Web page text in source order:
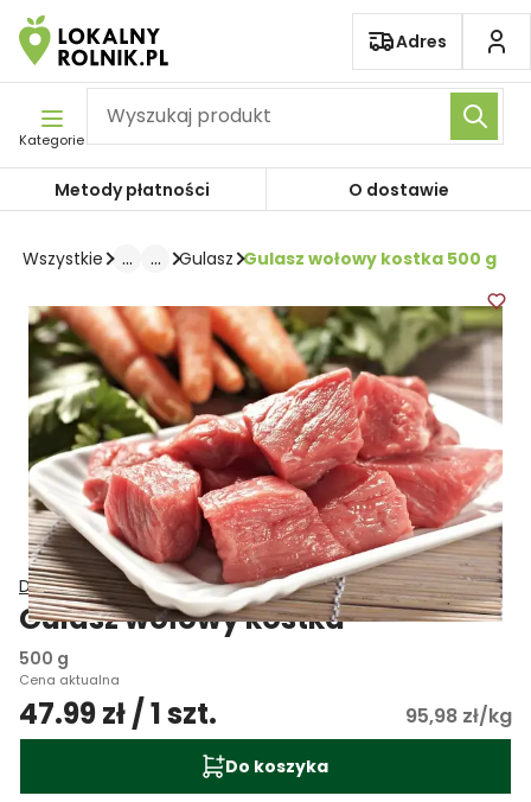
Pomiń nawigację
Adres
Kategorie
Metody płatności O dostawie
Wszystkie ... ... Gulasz Gulasz wołowy kostka 500 g
Delikatesy Smakosza
Gulasz wołowy kostka
500 g
Cena aktualna
47.99 zł / 1 szt. 95,98 zł/kg
Do koszyka